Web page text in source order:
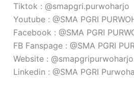
Tiktok : @smapgri.purwoharjo
Youtube : @SMA PGRI
Facebook : @SMA PGRI
FB Fanspage : @SMA PGRI
Website :
Linkedin : @SMA PGRI